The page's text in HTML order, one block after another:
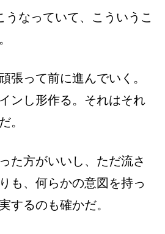
うなっていて、こういうこ
張って前に進んでいく。
ンし形作る。それはそれ
。
た方がいいし、ただ流さ
も、何らかの意図を持っ
するのも確かだ。